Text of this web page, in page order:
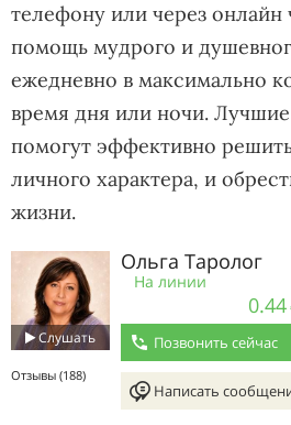
телефону или через онлайн
помощь мудрого и
ежедневно в максимально
время дня или ночи. Лучшие
помогут эффективно
личного характера, и
жизни.